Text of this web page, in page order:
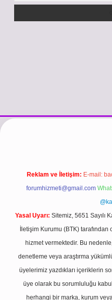
betci.co
Reklam ve İletişim: E-mail:
forumhizmeti@gmail.com
Yasal Uyarı: Sitemiz, 5651 Sayılı
İletişim Kurumu (BTK) tarafından
hizmet vermektedir. Bu
denetleme veya araştırma
üyelerimiz yazdıkları içeriklerin
üye olarak bu sorumluluğu
herhangi bir marka, kurum